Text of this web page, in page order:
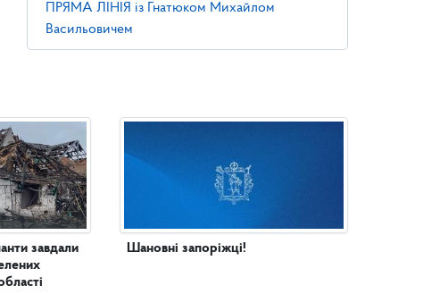
ПРЯМА ЛІНІЯ із Гнатюком Михайлом
Васильовичем
завдали
Шановні запоріжці!